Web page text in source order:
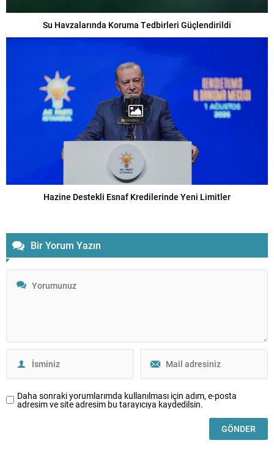
Su Havzalarında Koruma Tedbirleri Güçlendirildi
Hazine Destekli Esnaf Kredilerinde Yeni Limitler
Bir Yorum Yazın
Daha sonraki yorumlarımda kullanılması için adım, e-posta
adresim ve site adresim bu tarayıcıya kaydedilsin.